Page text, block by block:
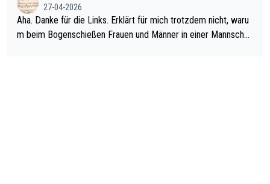
man nur zum Neurologen und nicht zum Mentaltrainer gehen…
27-04-2026
Aha. Danke für die Links. Erklärt für mich trotzdem nicht, waru
m beim Bogenschießen Frauen und Männer in einer Mannschaf